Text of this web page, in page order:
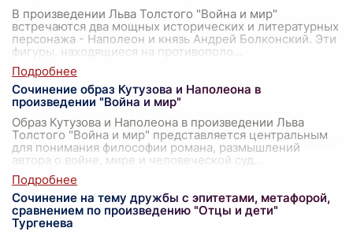
В произведении Льва Толстого "Война и мир"
встречаются два мощных исторических и литературных
персонажа - Наполеон и князь Андрей Болконский. Эти
фигуры, находящиеся на противополо
Сочинение образ Кутузова и Наполеона в
произведении "Война и мир"
Образ Кутузова и Наполеона в произведении Льва
Толстого "Война и мир" представляется центральным
для понимания философии романа, размышлений
автора о войне, мире и человеческой суд
Сочинение на тему дружбы с эпитетами, метафорой,
сравнением по произведению "Отцы и дети"
Тургенева